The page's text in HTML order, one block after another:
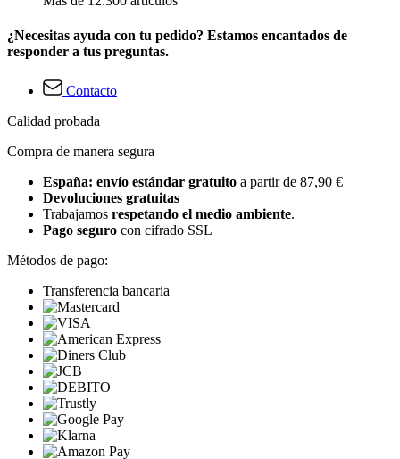
¿Necesitas ayuda con tu pedido? Estamos encantados de
responder a tus preguntas.
Contacto
Calidad probada
Compra de manera segura
España: envío estándar gratuito a partir de 87,90 €
Devoluciones gratuitas
Trabajamos respetando el medio ambiente.
Pago seguro con cifrado SSL
Métodos de pago:
Transferencia bancaria